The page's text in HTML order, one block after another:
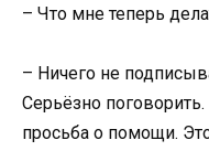
– Что мне теперь
– Ничего не
Серьёзно
просьба о помощи.